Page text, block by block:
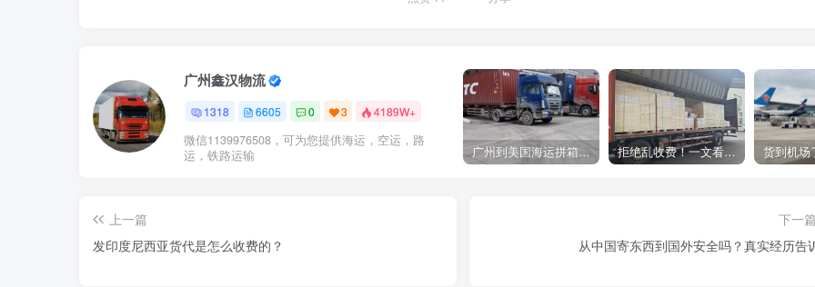
广州鑫汉物流
1318 6605 0 3 4189W+
微信1139976508，可为您提供海运，空运，路
运，铁路运输
广州到美国海运拼箱多少钱？2024年最新运费构成+隐藏费用避坑指南 拒绝乱收费！一文看懂中国货代计费套路，教你避开所有隐形坑
上一篇
发印度尼西亚货代是怎么收费的？
下一
从中国寄东西到国外安全吗？真实经历告